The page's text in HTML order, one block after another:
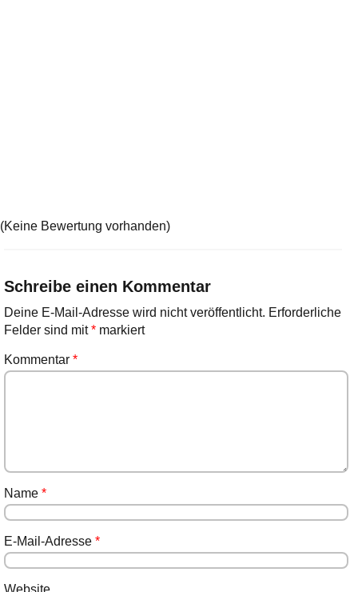
(Keine Bewertung vorhanden)
Schreibe einen Kommentar
Deine E-Mail-Adresse wird nicht veröffentlicht. Erforderliche
Felder sind mit*markiert
Kommentar *
Name *
E-Mail-Adresse *
Website